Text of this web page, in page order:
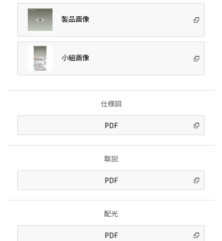
製品画像
小組画像
仕様図
PDF
取説
PDF
配光
PDF